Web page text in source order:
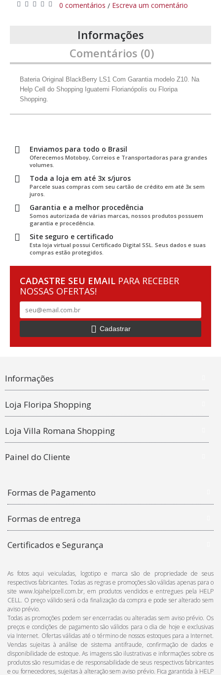
0 comentários / Escreva um comentário
Informações
Comentários (0)
Bateria Original BlackBerry LS1 Com Garantia modelo Z10. Na
Help Cell do Shopping Iguatemi Florianópolis ou Floripa
Shopping.
Enviamos para todo o Brasil
Oferecemos Motoboy, Correios e Transportadoras para grandes
volumes.
Toda a loja em até 3x s/juros
Parcele suas compras com seu cartão de crédito em até 3x sem
juros.
Garantia e a melhor procedência
Somos autorizada de várias marcas, nossos produtos possuem
garantia e procedência.
Site seguro e certificado
Esta loja virtual possui Certificado Digital SSL. Seus dados e suas
compras estão protegidos.
CADASTRE SEU EMAIL PARA RECEBER
NOSSAS OFERTAS!
Cadastrar
Informações
Loja Floripa Shopping
Loja Villa Romana Shopping
Painel do Cliente
Formas de Pagamento
Formas de entrega
Certificados e Segurança
As fotos aqui veiculadas, logotipo e marca são de propriedade de seus
respectivos fabricantes. Todas as regras e promoções são válidas apenas para o
site www.lojahelpcell.com.br, em produtos vendidos e entregues pela HELP
CELL. O preço válido será o da finalização da compra e pode ser alterado sem
aviso prévio.
Todas as promoções podem ser encerradas ou alteradas sem aviso prévio. Os
preços e condições de pagamento são válidos para o dia de hoje e exclusivas
via Internet. Ofertas válidas até o término de nossos estoques para a Internet.
Vendas sujeitas à análise de sistema antifraude, confirmação de dados e
disponibilidade de estoque. As imagens são ilustrativas e informações sobre os
produtos são resumidas e de responsabilidade de seus respectivos fabricantes
e ou fornecedores, sujeitas à alteração sem aviso prévio. Fica garantida à HELP